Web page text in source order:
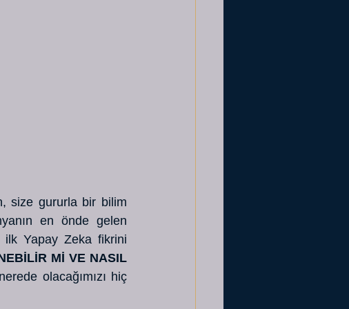
size gururla bir bilim
en önde gelen
ilk Yapay Zeka fikrini
Mİ VE NASIL
olacağımızı hiç